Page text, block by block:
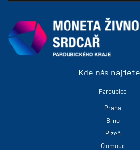
Kde nás najdete
Pardubice
Praha
Brno
Plzeň
Olomouc